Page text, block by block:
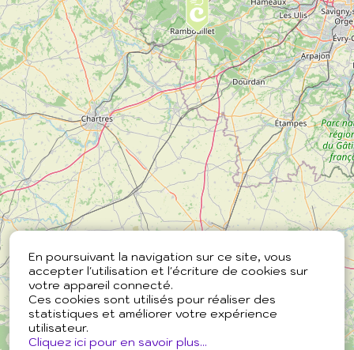
En poursuivant la navigation sur ce site, vous
accepter l'utilisation et l'écriture de cookies sur
votre appareil connecté.
Ces cookies sont utilisés pour réaliser des
statistiques et améliorer votre expérience
utilisateur.
Cliquez ici pour en savoir plus...